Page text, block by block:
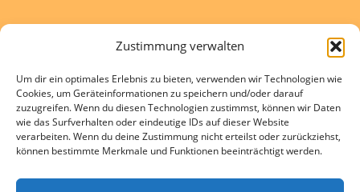
Zustimmung verwalten
Um dir ein optimales Erlebnis zu bieten, verwenden wir Technologien wie
Cookies, um Geräteinformationen zu speichern und/oder darauf
zuzugreifen. Wenn du diesen Technologien zustimmst, können wir Daten
wie das Surfverhalten oder eindeutige IDs auf dieser Website
verarbeiten. Wenn du deine Zustimmung nicht erteilst oder zurückziehst,
können bestimmte Merkmale und Funktionen beeinträchtigt werden.
gewährleisten eine 24 Stunden rundum
Betreuung.
Kontakte und Beratung individuell und
kostenlos.